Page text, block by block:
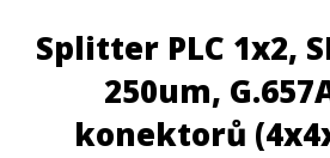
Splitter PLC 1x2,
250um,
konektorů